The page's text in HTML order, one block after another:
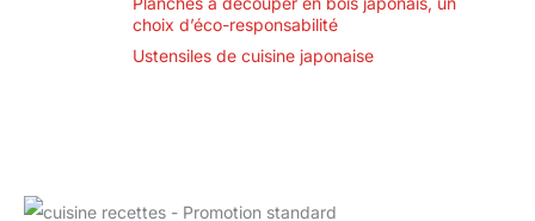
choix d’éco-responsabilité
Ustensiles de cuisine japonaise